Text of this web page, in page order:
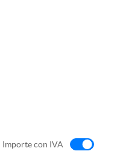
Importe con IVA